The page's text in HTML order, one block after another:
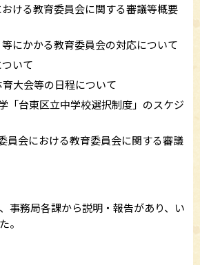
ける教育委員会に関する審議等概要
にかかる教育委員会の対応について
いて
大会等の日程について
「台東区立中学校選択制度」のスケジ
員会における教育委員会に関する審議
事務局各課から説明・報告があり、い
。